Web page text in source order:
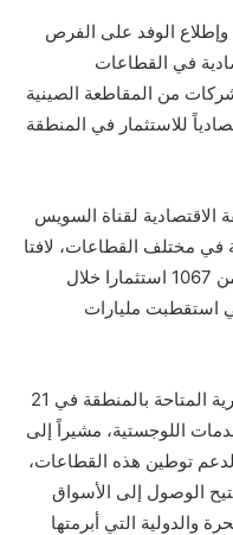
وإطلاع الوفد على الفرص
في القطاعات
من المقاطعة الصينية
للاستثمار في المنطقة
لقناة السويس
تقدر بنحو 200 شركة في مختلف القطاعات، لافتا
إلى أن المنطقة تمكنت من جذب أكثر من 1067 استثمارا خلال
استقطبت مليارات
كما عرض جمال الدين الفرص الاستثمارية المتاحة بالمنطقة في 21
اللوجستية، مشيراً إلى
لدعم توطين هذه القطاعات،
الوصول إلى الأسواق
والدولية التي أبرمتها